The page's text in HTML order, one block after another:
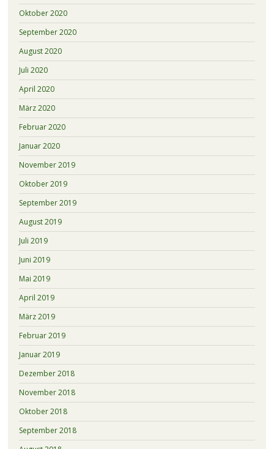
Oktober 2020
September 2020
August 2020
Juli 2020
April 2020
März 2020
Februar 2020
Januar 2020
November 2019
Oktober 2019
September 2019
August 2019
Juli 2019
Juni 2019
Mai 2019
April 2019
März 2019
Februar 2019
Januar 2019
Dezember 2018
November 2018
Oktober 2018
September 2018